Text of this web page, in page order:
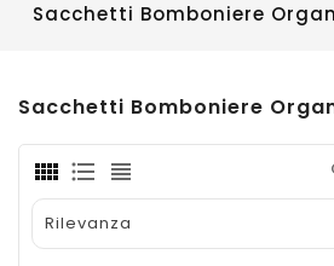
Sacchetti Bomboniere
Sacchetti Bomboniere
Rilevanza